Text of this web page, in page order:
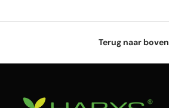
Terug naar boven